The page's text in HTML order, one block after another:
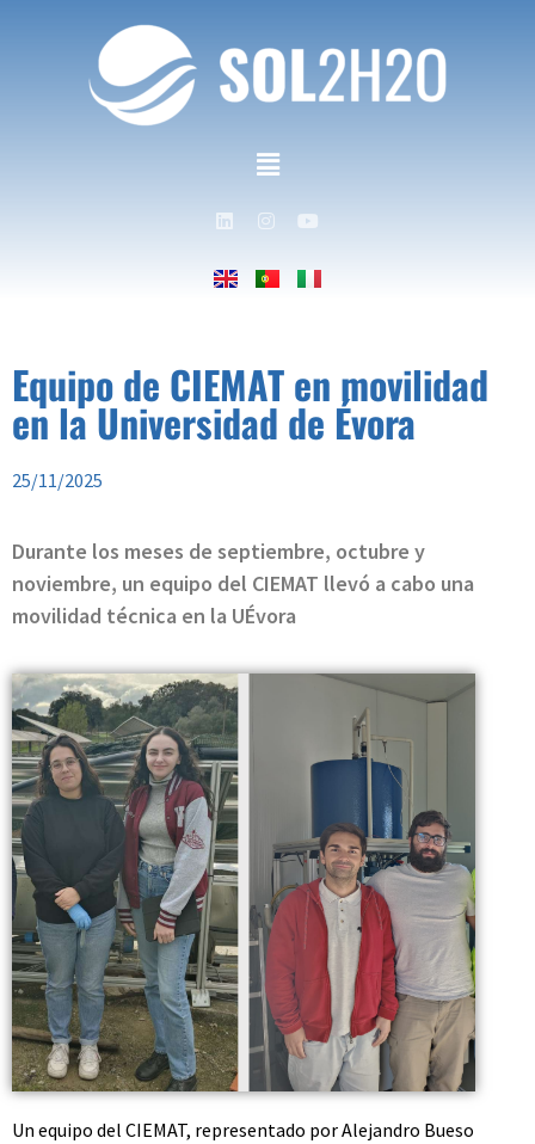
Equipo de CIEMAT en movilidad
en la Universidad de Évora
25/11/2025
Durante los meses de septiembre, octubre y
noviembre, un equipo del CIEMAT llevó a cabo una
movilidad técnica en la UÉvora
Un equipo del CIEMAT, representado por Alejandro Bueso